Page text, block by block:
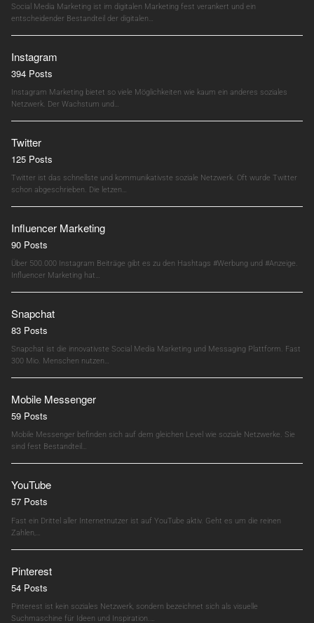
Social Media Marketing ist im digitalen Marketing fest verankert und ein
entscheidender Bestandteil der digitalen…
Instagram
394 Posts
Instagram Marketing bietet so viele Möglichkeiten wie kaum ein anderes soziales
Netzwerk. Der Wachstum und…
Twitter
125 Posts
Twitter ist das schnellste und kommunikativste soziale Netzwerk. Oft wurde Twitter
schon abgeschrieben. Die letzen…
Influencer Marketing
90 Posts
Über 500.000 Instagram Beiträge gibt es zu den Hashtags #Werbung und #Anzeige.
Influencer Marketing hat…
Snapchat
83 Posts
Snapchat ist die innovativste Social Media Marketing und Messaging Plattform. Fast
300 Mio. Menschen nutzen…
Mobile Messenger
59 Posts
Mobile Messenger befinden sich auf dem gleichen Level wie soziale Netzwerke. Sie
sind fest Bestandteil…
YouTube
57 Posts
Fast ein Drittel aller Internetnutzer ist auf YouTube aktiv. Geht es um die reinen
Zahlen,…
Pinterest
54 Posts
Pinterest ist kein soziales Netzwerk, sondern bezeichnet sich als visuelle
Suchmaschine für Ideen und Inspiration.…